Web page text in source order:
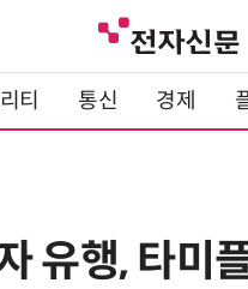
티 통신 경제
유행, 타미